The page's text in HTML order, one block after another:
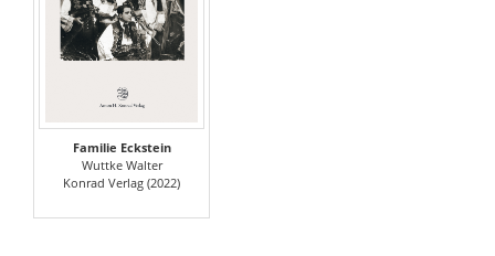
Familie Eckstein
Wuttke Walter
Konrad Verlag (2022)